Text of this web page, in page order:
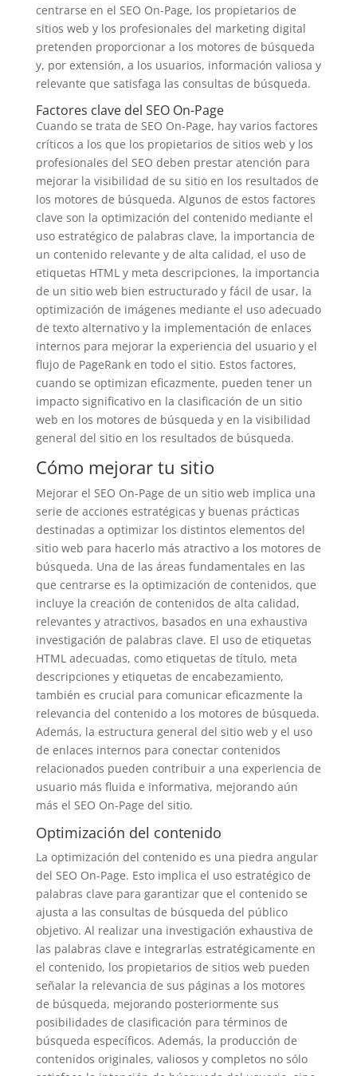
centrarse en el SEO On-Page, los propietarios de
sitios web y los profesionales del marketing digital
pretenden proporcionar a los motores de búsqueda
y, por extensión, a los usuarios, información valiosa y
relevante que satisfaga las consultas de búsqueda.
Factores clave del SEO On-Page
Cuando se trata de SEO On-Page, hay varios factores
críticos a los que los propietarios de sitios web y los
profesionales del SEO deben prestar atención para
mejorar la visibilidad de su sitio en los resultados de
los motores de búsqueda. Algunos de estos factores
clave son la optimización del contenido mediante el
uso estratégico de palabras clave, la importancia de
un contenido relevante y de alta calidad, el uso de
etiquetas HTML y meta descripciones, la importancia
de un sitio web bien estructurado y fácil de usar, la
optimización de imágenes mediante el uso adecuado
de texto alternativo y la implementación de enlaces
internos para mejorar la experiencia del usuario y el
flujo de PageRank en todo el sitio. Estos factores,
cuando se optimizan eficazmente, pueden tener un
impacto significativo en la clasificación de un sitio
web en los motores de búsqueda y en la visibilidad
general del sitio en los resultados de búsqueda.
Cómo mejorar tu sitio
Mejorar el SEO On-Page de un sitio web implica una
serie de acciones estratégicas y buenas prácticas
destinadas a optimizar los distintos elementos del
sitio web para hacerlo más atractivo a los motores de
búsqueda. Una de las áreas fundamentales en las
que centrarse es la optimización de contenidos, que
incluye la creación de contenidos de alta calidad,
relevantes y atractivos, basados en una exhaustiva
investigación de palabras clave. El uso de etiquetas
HTML adecuadas, como etiquetas de título, meta
descripciones y etiquetas de encabezamiento,
también es crucial para comunicar eficazmente la
relevancia del contenido a los motores de búsqueda.
Además, la estructura general del sitio web y el uso
de enlaces internos para conectar contenidos
relacionados pueden contribuir a una experiencia de
usuario más fluida e informativa, mejorando aún
más el SEO On-Page del sitio.
Optimización del contenido
La optimización del contenido es una piedra angular
del SEO On-Page. Esto implica el uso estratégico de
palabras clave para garantizar que el contenido se
ajusta a las consultas de búsqueda del público
objetivo. Al realizar una investigación exhaustiva de
las palabras clave e integrarlas estratégicamente en
el contenido, los propietarios de sitios web pueden
señalar la relevancia de sus páginas a los motores
de búsqueda, mejorando posteriormente sus
posibilidades de clasificación para términos de
búsqueda específicos. Además, la producción de
contenidos originales, valiosos y completos no sólo